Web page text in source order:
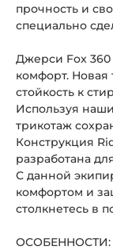
прочность и
специально
Джерси Fox 360
комфорт. Новая
стойкость к
Используя
трикотаж
Конструкция
разработана
С данной
комфортом и
столкнетесь в
ОСОБЕННОСТИ: